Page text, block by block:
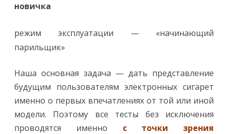
новичка
режим эксплуатации — «начинающий
парильщик»
Наша основная задача — дать представление
будущим пользователям электронных сигарет
именно о первых впечатлениях от той или иной
модели. Поэтому все тесты без исключения
проводятся именно с точки зрения